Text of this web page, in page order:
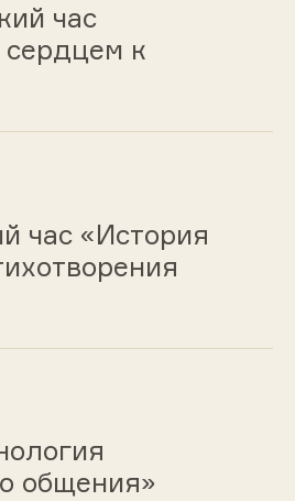
час
сердцем к
час «История
общения»